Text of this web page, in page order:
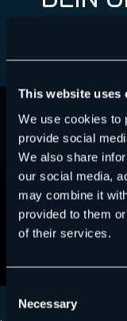
This website uses
We use cookies to
provide social
We also share
our social media,
may combine it
provided to them
of their services.
Consent
Selection
Necessary